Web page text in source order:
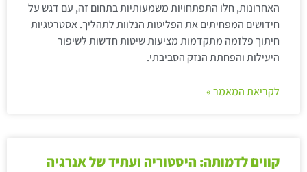
האחרונות, חלו התפתחויות משמעותיות בתחום זה, עם דגש על
חידושים המפחיתים את הפליטות הנלוות לתהליך. אסטרטגיות
חיתוך פלזמה מתקדמות מציעות שיטות חדשות לשיפור
היעילות והפחתת הנזק הסביבתי.
לקריאת המאמר »
קווים לדמותה: היסטוריה ועתיד של אנרגיה